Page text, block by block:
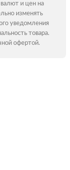
валют и цен на
изменять
уведомления
товара.
офертой.